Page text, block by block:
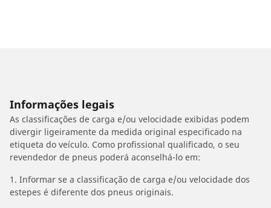
Informações legais
As classificações de carga e/ou velocidade exibidas podem
divergir ligeiramente da medida original especificado na
etiqueta do veículo. Como profissional qualificado, o seu
revendedor de pneus poderá aconselhá-lo em:
1. Informar se a classificação de carga e/ou velocidade dos
estepes é diferente dos pneus originais.